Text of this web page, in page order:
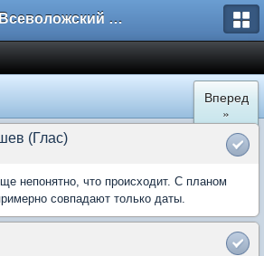
Всеволожский форум
Вперед
»
(Глас)
непонятно, что происходит. С планом
совпадают только даты.